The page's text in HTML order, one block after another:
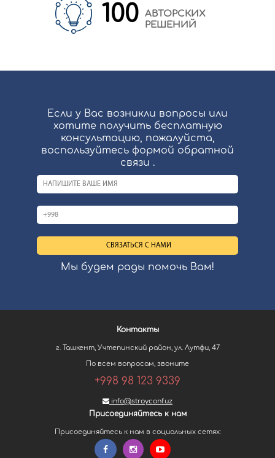
100 АВТОРСКИХ
РЕШЕНИЙ
Если у Вас возникли вопросы или
хотите получить бесплатную
консультацию, пожалуйста,
воспользуйтесь формой обратной
связи .
Мы будем рады помочь Вам!
Контакты
г. Ташкент, Учтепинский район, ул. Лутфи, 47
По всем вопросам, звоните
+998 98 123 9339
info@stroyconf.uz
Присоединяйтесь к нам
Присоединяйтесь к нам в социальных сетях: